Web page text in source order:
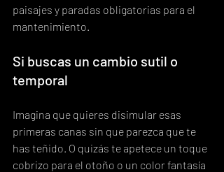
paisajes y paradas obligatorias para el
mantenimiento.
Si buscas un cambio sutil o
temporal
Imagina que quieres disimular esas
primeras canas sin que parezca que te
has teñido. O quizás te apetece un toque
cobrizo para el otoño o un color fantasía